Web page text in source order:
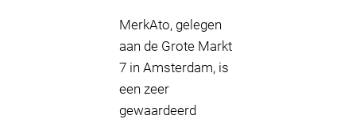
MerkAto, gelegen
aan de Grote Markt
7 in Amsterdam, is
een zeer
gewaardeerd